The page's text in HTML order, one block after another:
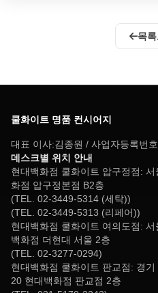
목
쿨화이트 명품 컨시어지
대표 이사:김종원 / 사업자등록번
데스크별 위치 안내
현대백화점 쿨화이트 압구정점:
화점 압구정본점 B2층
(TEL. 02-3449-5314 (세탁))
(TEL. 02-3449-5313 (리페어))
현대백화점 쿨화이트 여의도점:
백화점 더현대 서울 2층
(TEL. 02-3277-0294)
현대백화점 쿨화이트 판교점: 경
20 현대백화점 판교점 2층